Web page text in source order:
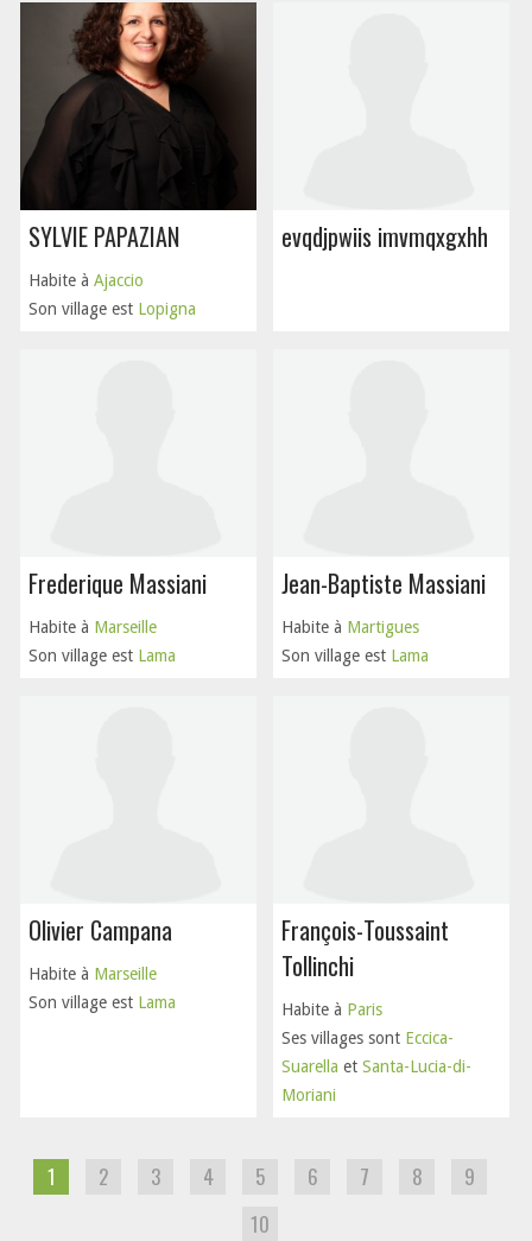
SYLVIE PAPAZIAN
Habite à Ajaccio
Son village est Lopigna
evqdjpwiis imvmqxgxhh
Frederique Massiani
Habite à Marseille
Son village est Lama
Jean-Baptiste Massiani
Habite à Martigues
Son village est Lama
Olivier Campana
Habite à Marseille
Son village est Lama
François-Toussaint
Tollinchi
Habite à Paris
Ses villages sont Eccica-
Suarella et Santa-Lucia-di-
Moriani
1 2 3 4 5 6 7 8
9
10